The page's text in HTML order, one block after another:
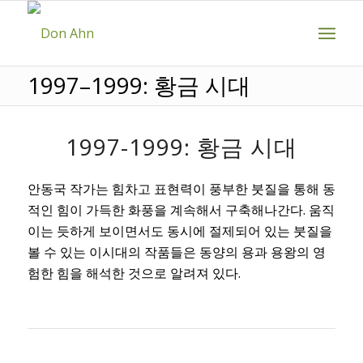
1997–1999: 황금 시대
1997-1999: 황금 시대
안동국 작가는 힘차고 표현력이 풍부한 붓질을 통해 동
적인 힘이 가득한 화풍을 계속해서 구축해나간다. 움직
이는 듯하게 보이면서도 동시에 절제되어 있는 붓질을
볼 수 있는 이시대의 작품들은 동양의 용과 용왕의 영
험한 힘을 해석한 것으로 알려져 있다.